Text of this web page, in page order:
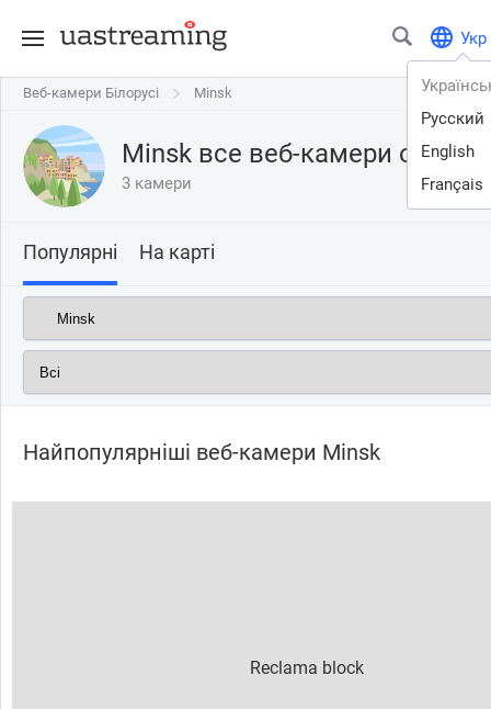
Укр
Русский
English
Français
Веб-камери Білорусі Minsk
Веб-камери Білорусі Minsk
Minsk все веб-камери онлайн
3 камери
Популярні На карті
Найпопулярніші веб-камери Minsk